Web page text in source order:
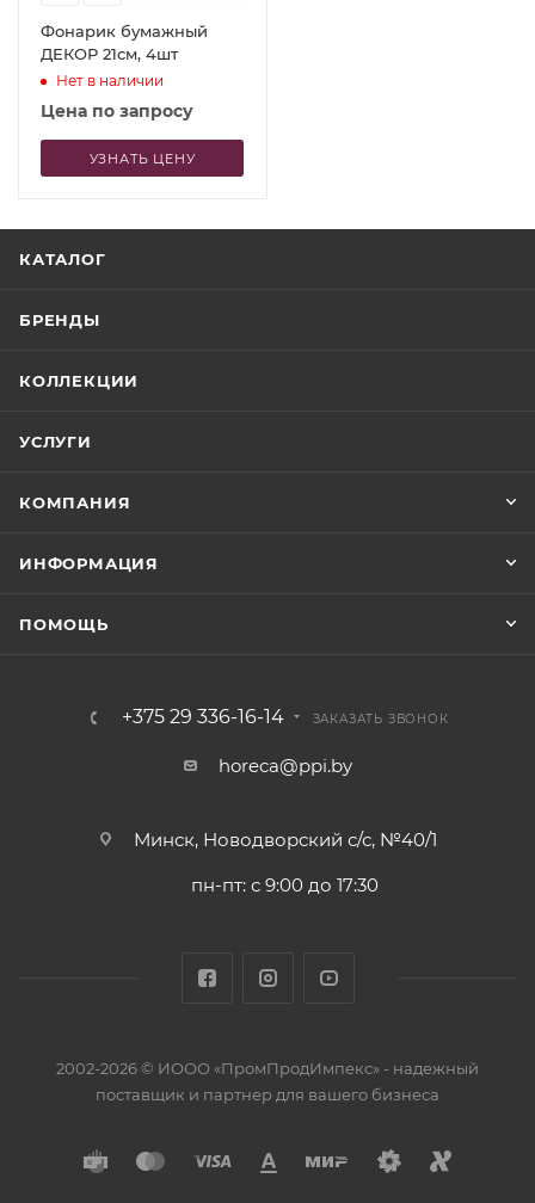
Фонарик бумажный
ДЕКОР 21см, 4шт
Нет в наличии
Цена по запросу
УЗНАТЬ ЦЕНУ
КАТАЛОГ
БРЕНДЫ
КОЛЛЕКЦИИ
УСЛУГИ
КОМПАНИЯ
ИНФОРМАЦИЯ
ПОМОЩЬ
+375 29 336-16-14 ЗАКАЗАТЬ ЗВОНОК
horeca@ppi.by
Минск, Новодворский с/с, №40/1
пн-пт: с 9:00 до 17:30
2002-2026 © ИООО «ПромПродИмпекс» - надежный
поставщик и партнер для вашего бизнеса